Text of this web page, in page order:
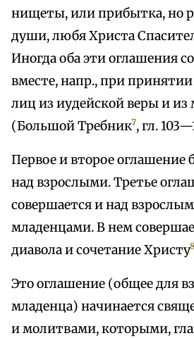
нищеты, или прибытка, но
души, любя Христа
Иногда оба эти оглашения
вместе, напр., при
лиц из иудейской веры и из
(Большой Требник7, гл.
Первое и второе оглашение
над взрослыми. Третье
совершается и над
младенцами. В нем
диавола и сочетание Христу8
Это оглашение (общее для
младенца) начинается
и молитвами, которыми,